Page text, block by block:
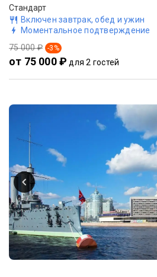
Стандарт
Включен завтрак, обед и ужин
Моментальное подтверждение
75 000 ₽ -3 %
от 75 000 ₽ для 2 гостей